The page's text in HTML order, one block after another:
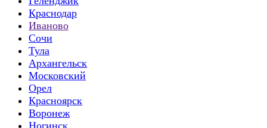
Краснодар
Иваново
Сочи
Тула
Архангельск
Московский
Орел
Красноярск
Воронеж
Ногинск